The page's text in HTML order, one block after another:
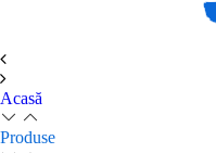
Acasă
Produse